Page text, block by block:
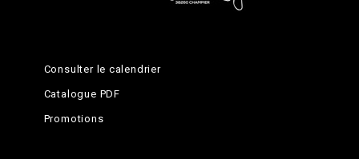
Consulter le calendrier
Catalogue PDF
Promotions